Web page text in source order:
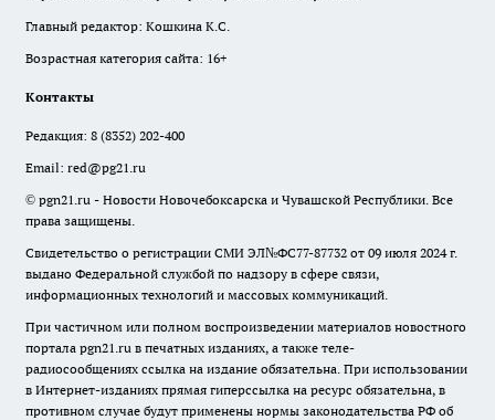
Главный редактор: Кошкина К.С.
Возрастная категория сайта: 16+
Контакты
Редакция: 8 (8352) 202-400
Email: red@pg21.ru
© pgn21.ru - Новости Новочебоксарска и Чувашской Республики. Все
права защищены.
Свидетельство о регистрации СМИ ЭЛ№ФС77-87732 от 09 июля 2024 г.
выдано Федеральной службой по надзору в сфере связи,
информационных технологий и массовых коммуникаций.
При частичном или полном воспроизведении материалов новостного
портала pgn21.ru в печатных изданиях, а также теле-
радиосообщениях ссылка на издание обязательна. При использовании
в Интернет-изданиях прямая гиперссылка на ресурс обязательна, в
противном случае будут применены нормы законодательства РФ об